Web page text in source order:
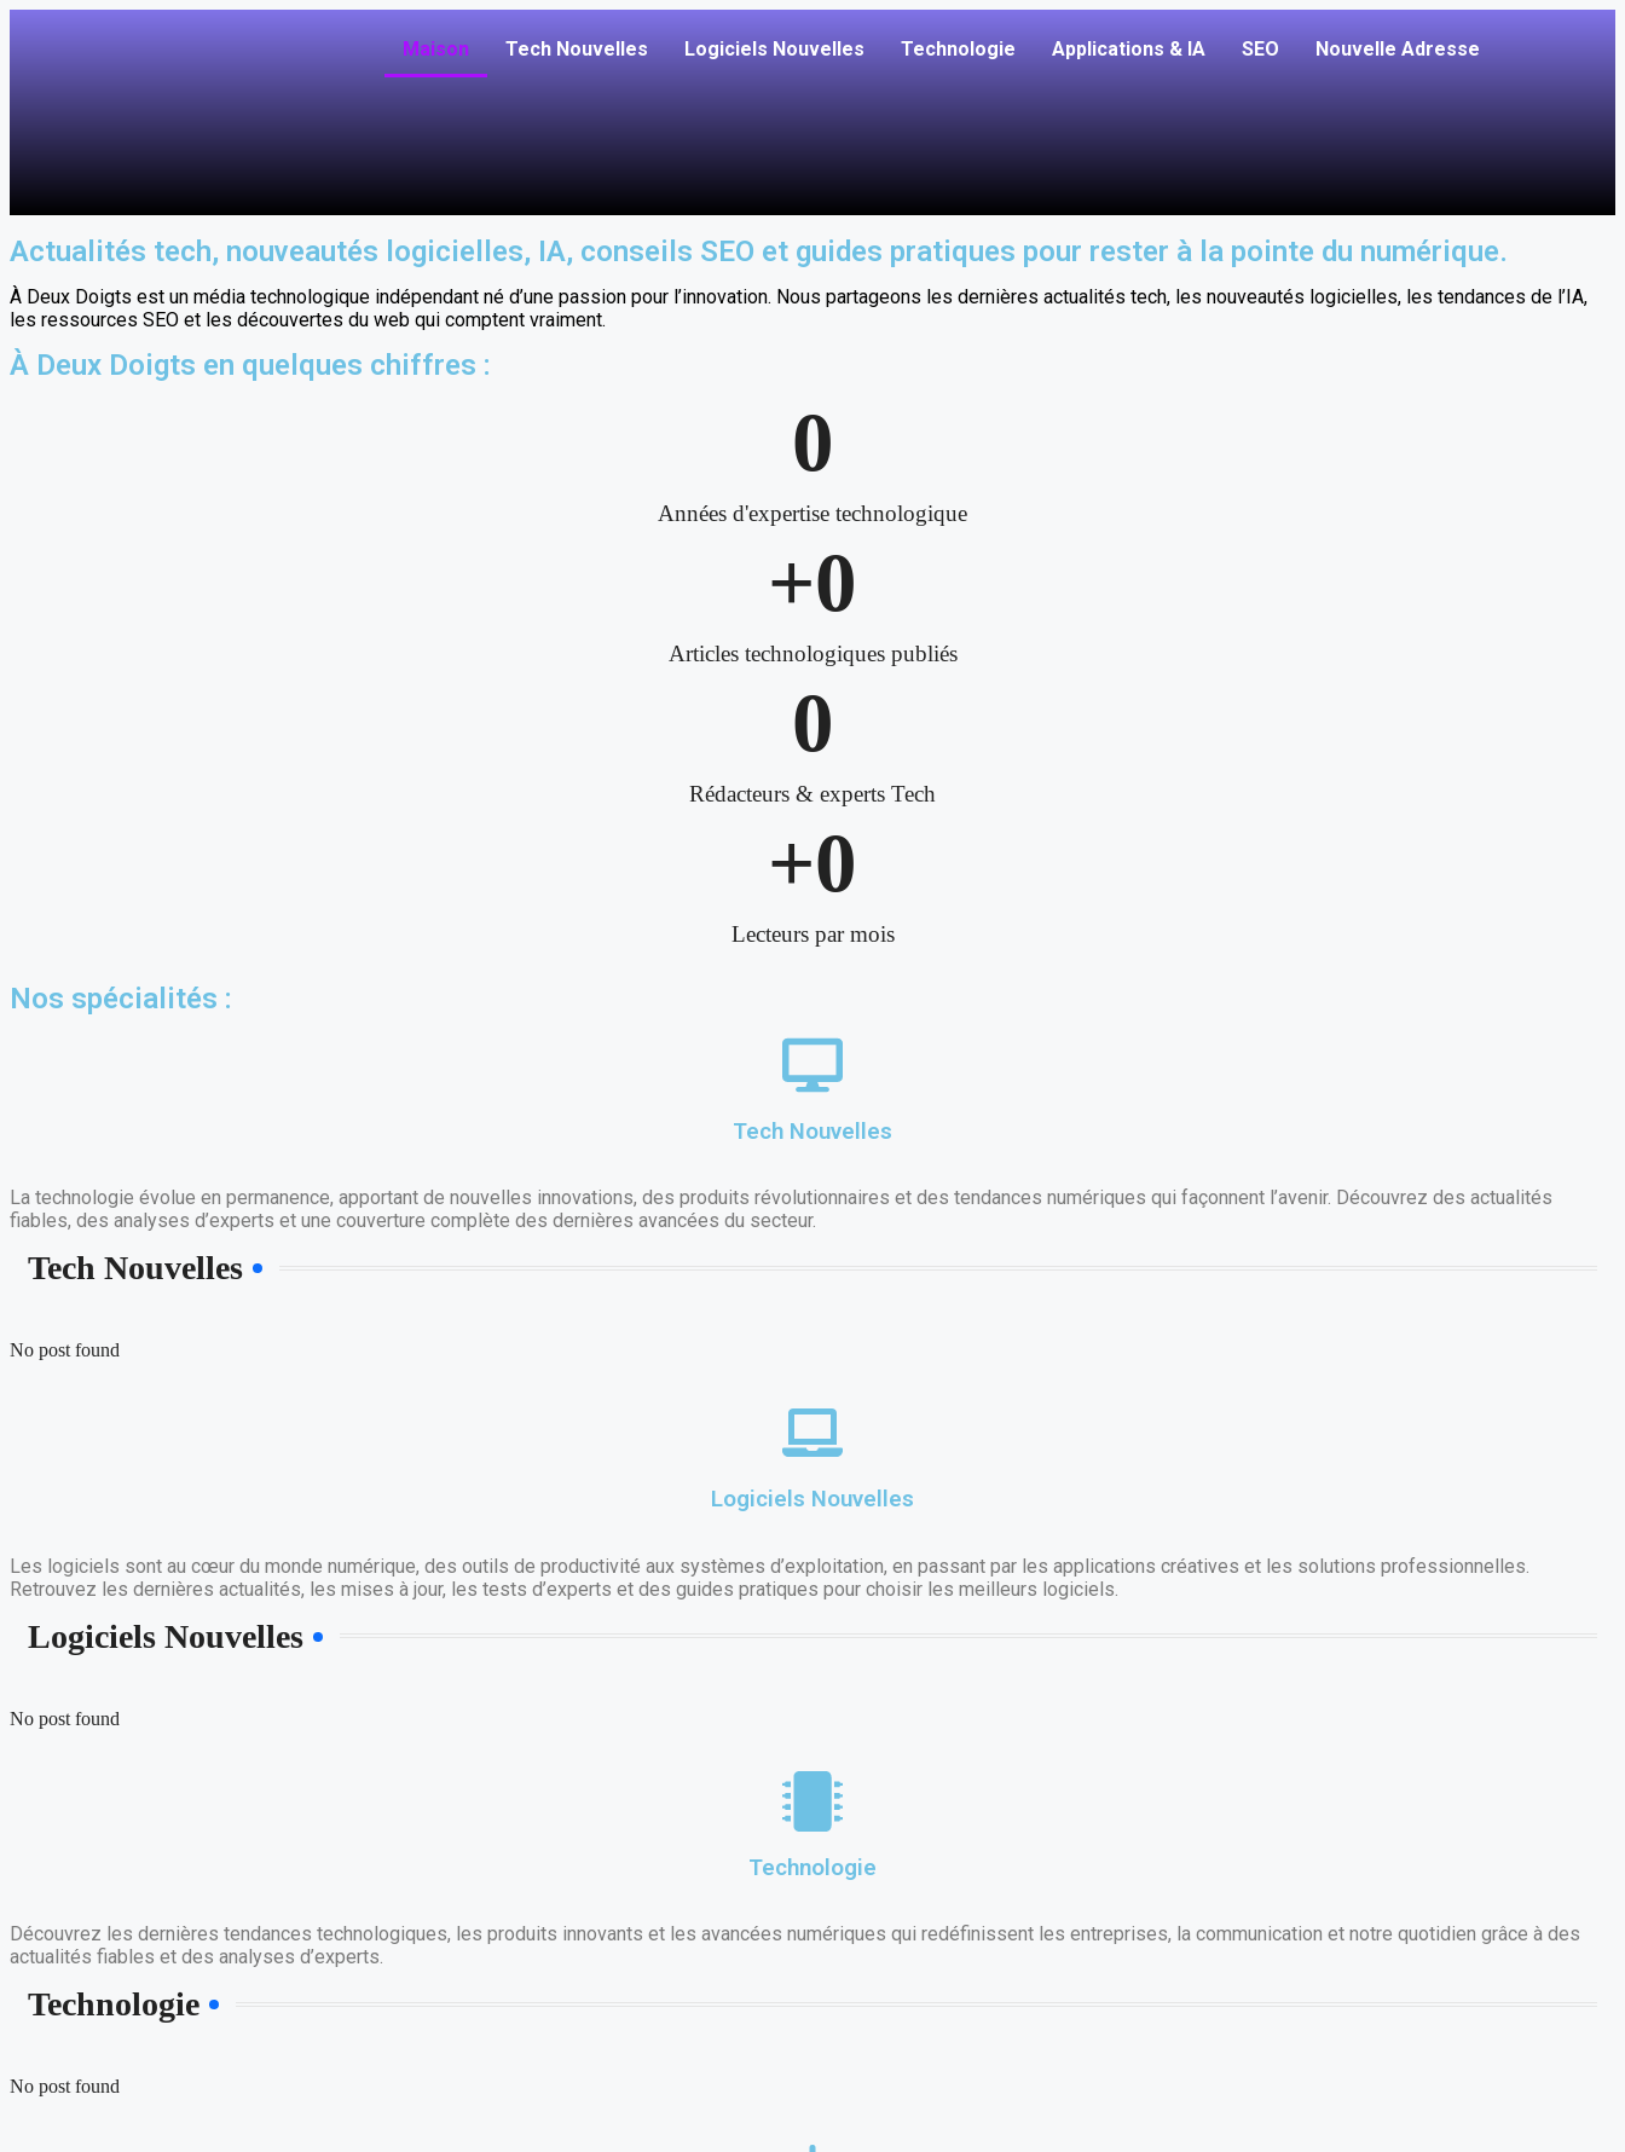
Maison Tech Nouvelles Logiciels Nouvelles Technologie Applications & IA SEO Nouvelle Adresse
Actualités tech, nouveautés logicielles, IA, conseils SEO et guides pratiques pour rester à la pointe du numérique.
À Deux Doigts est un média technologique indépendant né d’une passion pour l’innovation. Nous partageons les dernières actualités tech, les nouveautés logicielles, les tendances de l’IA,
les ressources SEO et les découvertes du web qui comptent vraiment.
À Deux Doigts en quelques chiffres :
Années d'expertise technologique
0
Articles technologiques publiés
+0
Rédacteurs & experts Tech
0
Lecteurs par mois
+0
Nos spécialités :
Tech Nouvelles
La technologie évolue en permanence, apportant de nouvelles innovations, des produits révolutionnaires et des tendances numériques qui façonnent l’avenir. Découvrez des actualités
fiables, des analyses d’experts et une couverture complète des dernières avancées du secteur.
Tech Nouvelles
No post found
Logiciels Nouvelles
Les logiciels sont au cœur du monde numérique, des outils de productivité aux systèmes d’exploitation, en passant par les applications créatives et les solutions professionnelles.
Retrouvez les dernières actualités, les mises à jour, les tests d’experts et des guides pratiques pour choisir les meilleurs logiciels.
Logiciels Nouvelles
No post found
Technologie
Découvrez les dernières tendances technologiques, les produits innovants et les avancées numériques qui redéfinissent les entreprises, la communication et notre quotidien grâce à des
actualités fiables et des analyses d’experts.
Technologie
No post found